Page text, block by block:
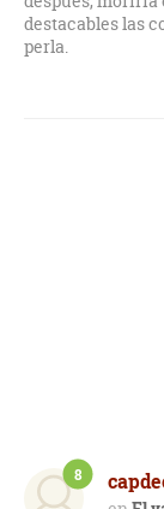
destacables las
perla.
8